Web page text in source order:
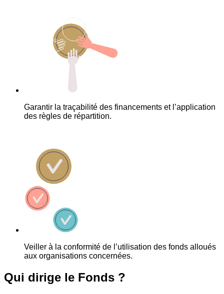
Garantir la traçabilité des financements et l’application
des règles de répartition.
Veiller à la conformité de l’utilisation des fonds alloués
aux organisations concernées.
Qui dirige le Fonds ?